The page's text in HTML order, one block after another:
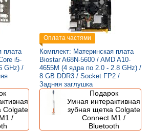
плата
i5-
GHz) /
Colgate
/
Оплата частями
Комплект: Материнская плата
Biostar A68N-5600 / AMD A10-
4655M (4 ядра по 2.0 - 2.8 GHz) /
8 GB DDR3 / Socket FP2 /
Задняя заглушка
Подарок
Умная интерактивная
зубная щетка Colgate
Connect M1 /
Bluetooth